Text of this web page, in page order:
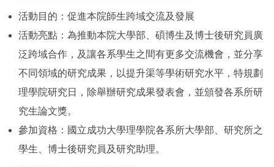
院級中心
表單與規章
理學院教室借用
理學院共儀平台
新聞報導
影音專區
升等專區
特色課程
理學院研究日
活動目的：促進本院師生跨域交流及發展
活動亮點：為推動本院大學部、碩博生及博士後研究員廣
泛跨域合作，及讓各系學生之間有更多交流機會，並分享
不同領域的研究成果，以提升渠等學術研究水平，特規劃
理學院研究日，除舉辦研究成果發表會，並頒發各系所研
究生論文獎。
參加資格：國立成功大學理學院各系所大學部、研究所之
學生、博士後研究員及研究助理。